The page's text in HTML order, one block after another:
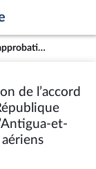
Projet de loi autorisant l’approbation de l’accord entre le Gouvernement de la République française et le Gouvernement d’Antigua-et-Barbuda relatif aux services aériens
de l’accord
et-